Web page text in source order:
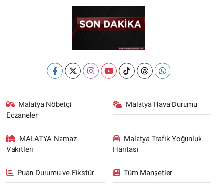
Malatya Nöbetçi
Eczaneler
Malatya Hava Durumu
MALATYA Namaz
Vakitleri
Malatya Trafik Yoğunluk
Haritası
Puan Durumu ve Fikstür Tüm Manşetler